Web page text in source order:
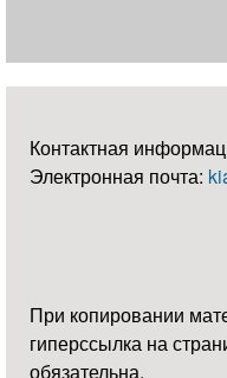
Контактная
Электронная почта:
При копировании
гиперссылка на
обязательна.